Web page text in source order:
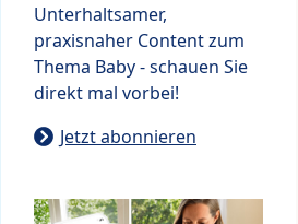
Unterhaltsamer,
praxisnaher Content zum
Thema Baby - schauen Sie
direkt mal vorbei!
Jetzt abonnieren